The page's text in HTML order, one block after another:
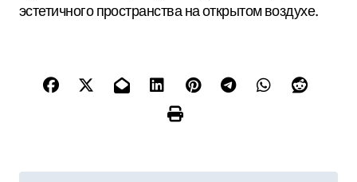
эстетичного пространства на открытом воздухе.